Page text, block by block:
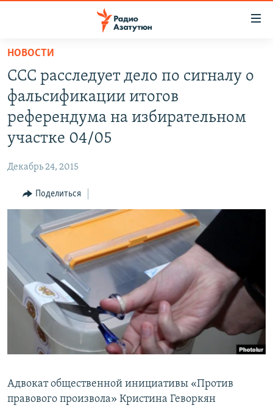
Перейти
основному
содержанию
Перейти
основной
Перейти
поиску
НОВОСТИ
ПОЛИТИКА
РЕГИОН
НАГОРНЫЙ КАРАБАХ
КУЛЬТУРА
СПОРТ
АРХИВ
Հայերեն
English
Русский
НОВОСТИ
ССС расследует дело по сигналу о
фальсификации итогов
референдума на избирательном
участке 04/05
Декабрь 24, 2015
Поделиться
Адвокат общественной инициативы «Против
правового произвола» Кристина Геворкян